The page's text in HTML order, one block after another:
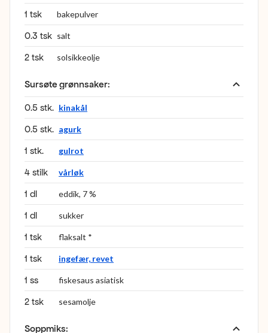
1 tsk bakepulver
0.3 tsk salt
2 tsk solsikkeolje
Sursøte grønnsaker:
0.5 stk. kinakål
0.5 stk. agurk
1 stk. gulrot
4 stilk vårløk
1 dl eddik, 7 %
1 dl sukker
1 tsk flaksalt *
1 tsk ingefær, revet
1 ss fiskesaus asiatisk
2 tsk sesamolje
Soppmiks: